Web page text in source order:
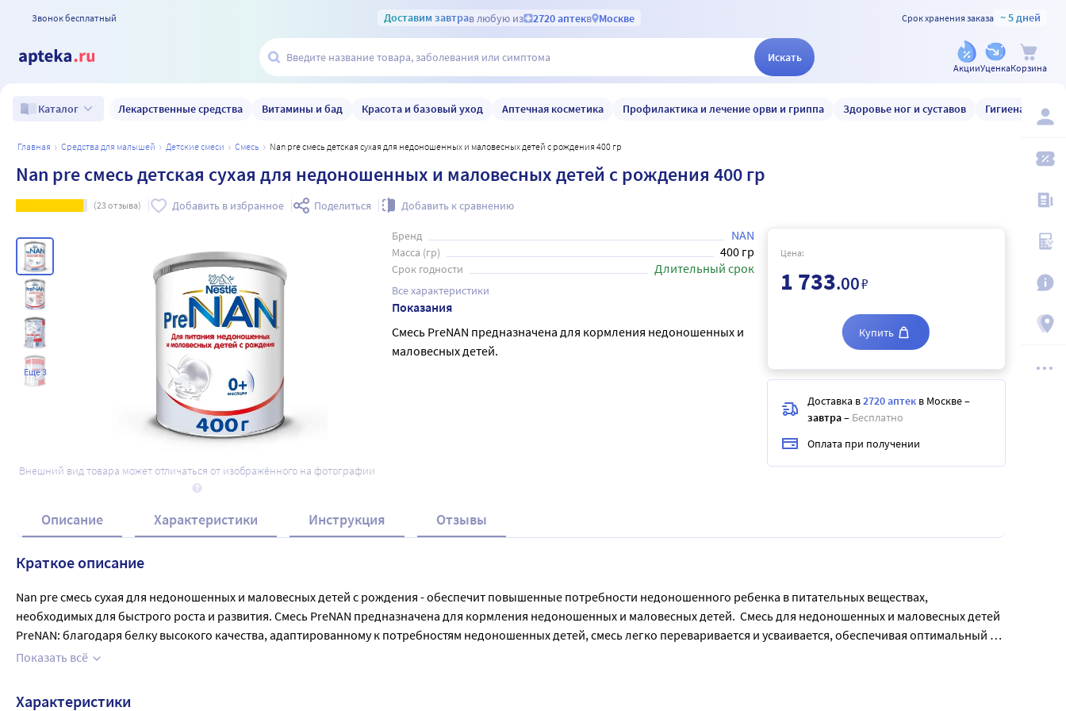
Звонок бесплатный Доставим завтрав любую из 2720 аптекв Москве Срок хранения заказа ~ 5 дней
Искать
АкцииУценкаКорзина
Каталог Лекарственные средства Витамины и бад Красота и базовый уход Аптечная косметика Профилактика и лечение орви и гриппа Здоровье ног и суставов Гигиена и уход
главная средства для малышей детские смеси смесь Nan pre смесь детская сухая для недоношенных и маловесных детей с рождения 400 гр
Nan pre смесь детская сухая для недоношенных и маловесных детей с рождения 400 гр
(23отзыва) Добавить в избранное Поделиться Добавить к сравнению
Ещё 3
Внешний вид товара может отличаться от изображённого на фотографии
Бренд NAN
Масса (гр) 400 гр
Срок годности Длительный срок
Все характеристики
Показания
Смесь PreNAN предназначена для кормления недоношенных и
маловесных детей.
Цена:
1 733.00₽
Купить
Доставка в2720 аптек в Москве–
завтра– Бесплатно
Оплата при получении
Описание Характеристики Инструкция Отзывы
Краткое описание
Nan pre смесь сухая для недоношенных и маловесных детей с рождения - обеспечит повышенные потребности недоношенного ребенка в питательных веществах,
необходимых для быстрого роста и развития. Смесь PreNAN предназначена для кормления недоношенных и маловесных детей.  Смесь для недоношенных и маловесных детей
PreNAN: благодаря белку высокого качества, адаптированному к потребностям недоношенных детей, смесь легко переваривается и усваивается, обеспечивая оптимальный
рост. Содержит DHA , ARA - специально разработанную смесь ненасыщенных жирных кислот DHA (омега-3) и ARA (омега-6), которая способствует укреплению иммунной
Показать всё
Характеристики